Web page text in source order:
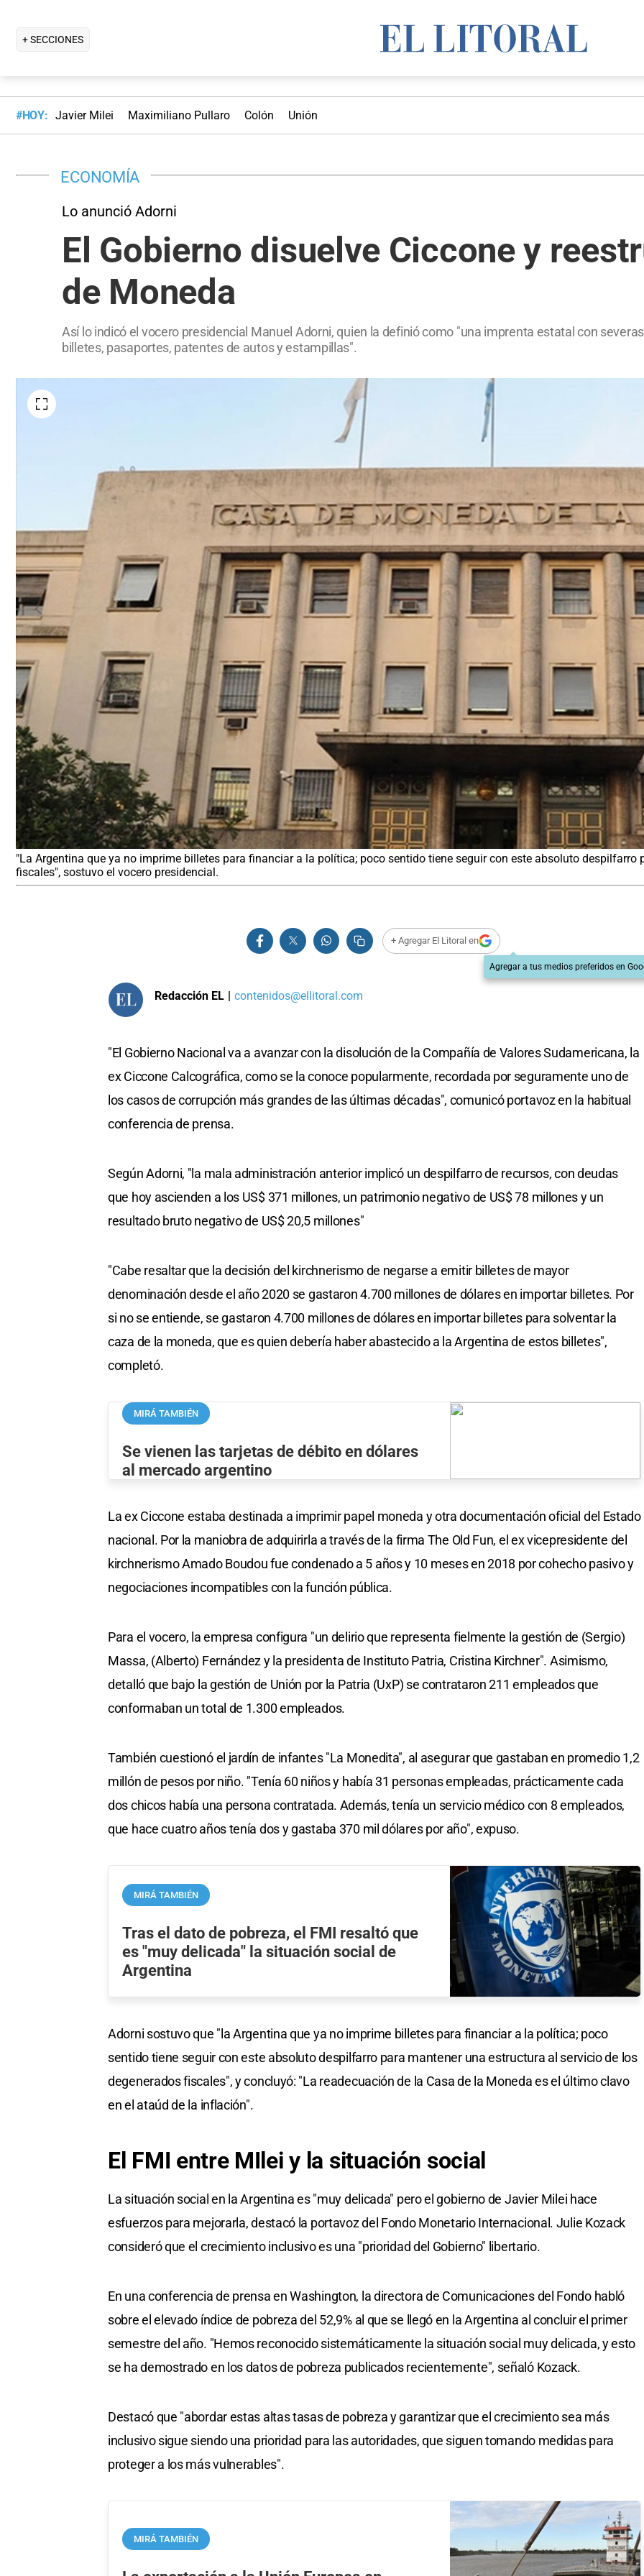
+ SECCIONES
#HOY: Javier Milei Maximiliano Pullaro Colón Unión
ECONOMÍA
Lo anunció Adorni
El Gobierno disuelve Ciccone y
de Moneda
Así lo indicó el vocero presidencial Manuel Adorni, quien la definió como "una imprenta estatal con
billetes, pasaportes, patentes de autos y estampillas".
"La Argentina que ya no imprime billetes para financiar a la política; poco sentido tiene seguir con este absoluto
fiscales", sostuvo el vocero presidencial.
+ Agregar El Litoral en
Agregar a tus medios preferidos en
Redacción EL | contenidos@ellitoral.com
"El Gobierno Nacional va a avanzar con la disolución de la Compañía de Valores Sudamericana, la
ex Ciccone Calcográfica, como se la conoce popularmente, recordada por seguramente uno de
los casos de corrupción más grandes de las últimas décadas", comunicó portavoz en la habitual
conferencia de prensa.
Según Adorni, "la mala administración anterior implicó un despilfarro de recursos, con deudas
que hoy ascienden a los US$ 371 millones, un patrimonio negativo de US$ 78 millones y un
resultado bruto negativo de US$ 20,5 millones"
"Cabe resaltar que la decisión del kirchnerismo de negarse a emitir billetes de mayor
denominación desde el año 2020 se gastaron 4.700 millones de dólares en importar billetes. Por
si no se entiende, se gastaron 4.700 millones de dólares en importar billetes para solventar la
caza de la moneda, que es quien debería haber abastecido a la Argentina de estos billetes",
completó.
MIRÁ TAMBIÉN
Se vienen las tarjetas de débito en dólares
al mercado argentino
La ex Ciccone estaba destinada a imprimir papel moneda y otra documentación oficial del Estado
nacional. Por la maniobra de adquirirla a través de la firma The Old Fun, el ex vicepresidente del
kirchnerismo Amado Boudou fue condenado a 5 años y 10 meses en 2018 por cohecho pasivo y
negociaciones incompatibles con la función pública.
Para el vocero, la empresa configura "un delirio que representa fielmente la gestión de (Sergio)
Massa, (Alberto) Fernández y la presidenta de Instituto Patria, Cristina Kirchner". Asimismo,
detalló que bajo la gestión de Unión por la Patria (UxP) se contrataron 211 empleados que
conformaban un total de 1.300 empleados.
También cuestionó el jardín de infantes "La Monedita", al asegurar que gastaban en promedio 1,2
millón de pesos por niño. "Tenía 60 niños y había 31 personas empleadas, prácticamente cada
dos chicos había una persona contratada. Además, tenía un servicio médico con 8 empleados,
que hace cuatro años tenía dos y gastaba 370 mil dólares por año", expuso.
MIRÁ TAMBIÉN
Tras el dato de pobreza, el FMI resaltó que
es "muy delicada" la situación social de
Argentina
Adorni sostuvo que "la Argentina que ya no imprime billetes para financiar a la política; poco
sentido tiene seguir con este absoluto despilfarro para mantener una estructura al servicio de los
degenerados fiscales", y concluyó: "La readecuación de la Casa de la Moneda es el último clavo
en el ataúd de la inflación".
El FMI entre MIlei y la situación social
La situación social en la Argentina es "muy delicada" pero el gobierno de Javier Milei hace
esfuerzos para mejorarla, destacó la portavoz del Fondo Monetario Internacional. Julie Kozack
consideró que el crecimiento inclusivo es una "prioridad del Gobierno" libertario.
En una conferencia de prensa en Washington, la directora de Comunicaciones del Fondo habló
sobre el elevado índice de pobreza del 52,9% al que se llegó en la Argentina al concluir el primer
semestre del año. "Hemos reconocido sistemáticamente la situación social muy delicada, y esto
se ha demostrado en los datos de pobreza publicados recientemente", señaló Kozack.
Destacó que "abordar estas altas tasas de pobreza y garantizar que el crecimiento sea más
inclusivo sigue siendo una prioridad para las autoridades, que siguen tomando medidas para
proteger a los más vulnerables".
MIRÁ TAMBIÉN